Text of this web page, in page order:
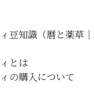
豆知識（暦と薬草｜
とは
の購入について